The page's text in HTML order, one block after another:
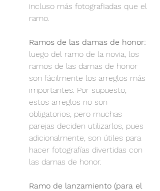
incluso más fotografiadas que el
ramo.
Ramos de las damas de honor:
luego del ramo de la novia, los
ramos de las damas de honor
son fácilmente los arreglos más
importantes. Por supuesto,
estos arreglos no son
obligatorios, pero muchas
parejas deciden utilizarlos, pues
adicionalmente, son útiles para
hacer fotografías divertidas con
las damas de honor.
Ramo de lanzamiento (para el